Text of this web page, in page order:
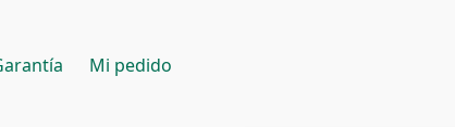
Mi pedido